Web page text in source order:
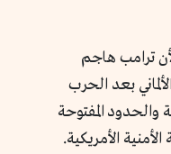
ترامب هاجم
بعد الحرب
والحدود المفتوحة
الأمريكية.